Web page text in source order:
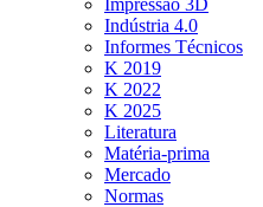
Impressão 3D
Indústria 4.0
Informes Técnicos
K 2019
K 2022
K 2025
Literatura
Matéria-prima
Mercado
Normas